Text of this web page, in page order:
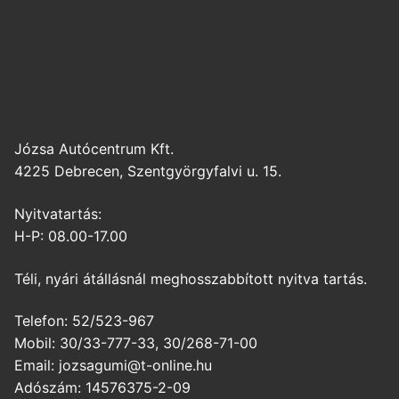
Józsa Autócentrum Kft.
4225 Debrecen, Szentgyörgyfalvi u. 15.
Nyitvatartás:
H-P: 08.00-17.00
Téli, nyári átállásnál meghosszabbított nyitva tartás.
Telefon: 52/523-967
Mobil: 30/33-777-33, 30/268-71-00
Email: jozsagumi@t-online.hu
Adószám: 14576375-2-09